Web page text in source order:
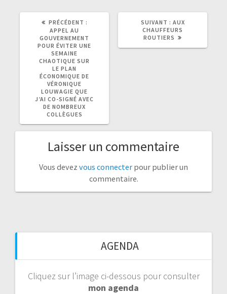
PRÉCÉDENT :
ARTICLE
PRÉCÉDENT
APPEL AU
GOUVERNEMENT
POUR ÉVITER UNE
SEMAINE
CHAOTIQUE SUR
LE PLAN
ÉCONOMIQUE DE
VÉRONIQUE
LOUWAGIE QUE
J’AI CO-SIGNÉ AVEC
DE NOMBREUX
COLLÈGUES
SUIVANT :
ARTICLE
AUX
CHAUFFEURS
ROUTIERS
Laisser un commentaire
Vous devez vous connecter pour publier un
commentaire.
AGENDA
Cliquez sur l’image ci-dessous pour consulter
mon agenda